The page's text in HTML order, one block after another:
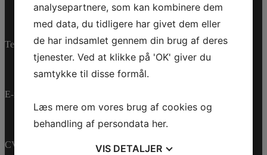
Telefon:+45 70 200 600
E-mail:
CVR-nummer: 27233678
analysepartnere, som kan kombinere dem
med data, du tidligere har givet dem eller
de har indsamlet gennem din brug af deres
tjenester. Ved at klikke på 'OK' giver du
samtykke til disse formål.
Læs mere om vores brug af cookies og
behandling af persondata her.
VIS DETALJER